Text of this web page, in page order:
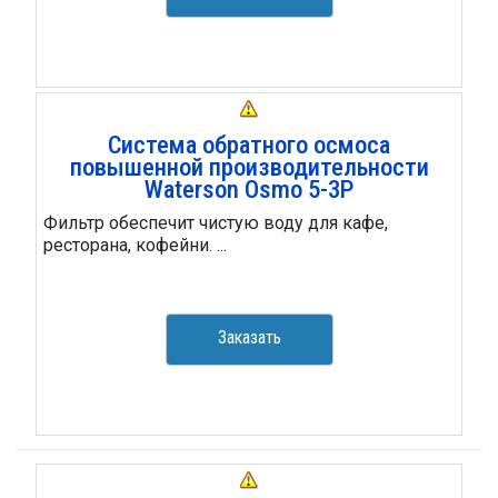
Система обратного осмоса
повышенной производительности
Waterson Osmo 5-3Р
Фильтр обеспечит чистую воду для кафе,
ресторана, кофейни. ...
Заказать